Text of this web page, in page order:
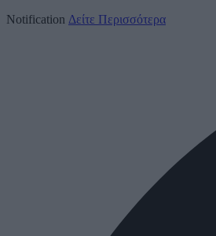
Notification Δείτε Περισσότερα